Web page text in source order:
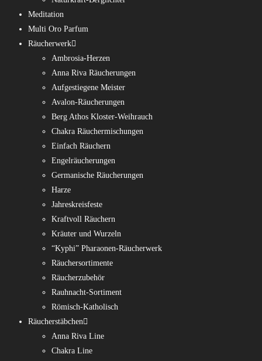
Meditation
Multi Oro Parfum
Räucherwerk
Ambrosia-Herzen
Anna Riva Räucherungen
Aufgestiegene Meister
Avalon-Räucherungen
Berg Athos Kloster-Weihrauch
Chakra Räuchermischungen
Einfach Räuchern
Engelräucherungen
Germanische Räucherungen
Harze
Jahreskreisfeste
Kraftvoll Räuchern
Kräuter und Wurzeln
“Kyphi” Pharaonen-Räucherwerk
Räuchersortimente
Räucherzubehör
Rauhnacht-Sortiment
Römisch-Katholisch
Räucherstäbchen
Anna Riva Line
Chakra Line